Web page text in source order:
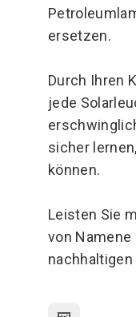
ersetzen.
Durch Ihren
jede
sicher
können.
Leisten Sie
von